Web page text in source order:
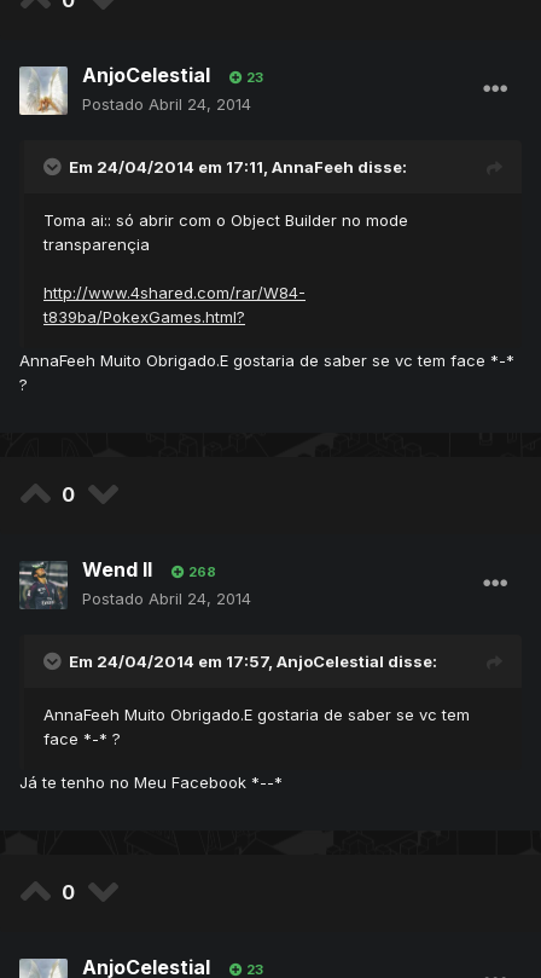
AnjoCelestial 23
Postado Abril 24, 2014
Em 24/04/2014 em 17:11, AnnaFeeh disse:
Toma ai:: só abrir com o Object Builder no mode
transparençia
http://www.4shared.com/rar/W84-
t839ba/PokexGames.html?
AnnaFeeh Muito Obrigado.E gostaria de saber se vc tem face *-*
?
0
Wend ll 268
Postado Abril 24, 2014
Em 24/04/2014 em 17:57, AnjoCelestial disse:
AnnaFeeh Muito Obrigado.E gostaria de saber se vc tem
face *-* ?
Já te tenho no Meu Facebook *--*
0
AnjoCelestial 23